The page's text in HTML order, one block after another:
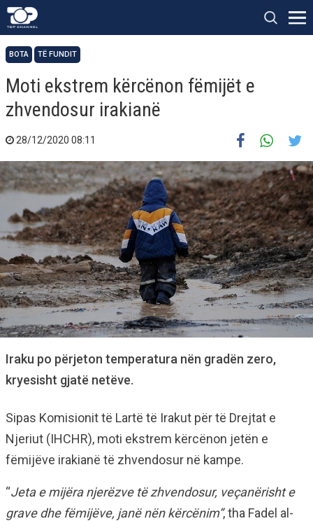
BOTA TË FUNDIT
Moti ekstrem kërcënon fëmijët e
zhvendosur irakianë
28/12/2020 08:11
Iraku po përjeton temperatura nën gradën zero,
kryesisht gjatë netëve.
Sipas Komisionit të Lartë të Irakut për të Drejtat e
Njeriut (IHCHR), moti ekstrem kërcënon jetën e
fëmijëve irakianë të zhvendosur në kampe.
“Jeta e mijëra njerëzve të zhvendosur, veçanërisht e
grave dhe fëmijëve, janë nën kërcënim”, tha Fadel al-